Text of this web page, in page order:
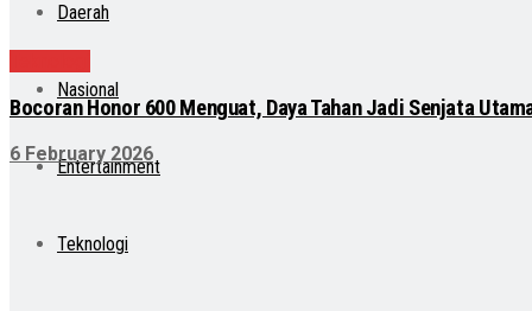
Daerah
Nasional
Entertainment
Teknologi
Bocoran Honor 600 Menguat, Daya Tahan Jadi Senjata
6 February 2026